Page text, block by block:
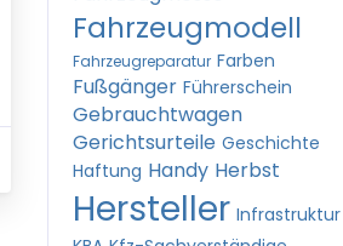
Fahrzeugmodell
Fahrzeugreparatur Farben
Fußgänger Führerschein
Gebrauchtwagen
Gerichtsurteile Geschichte
Haftung Handy Herbst
Hersteller Infrastruktur